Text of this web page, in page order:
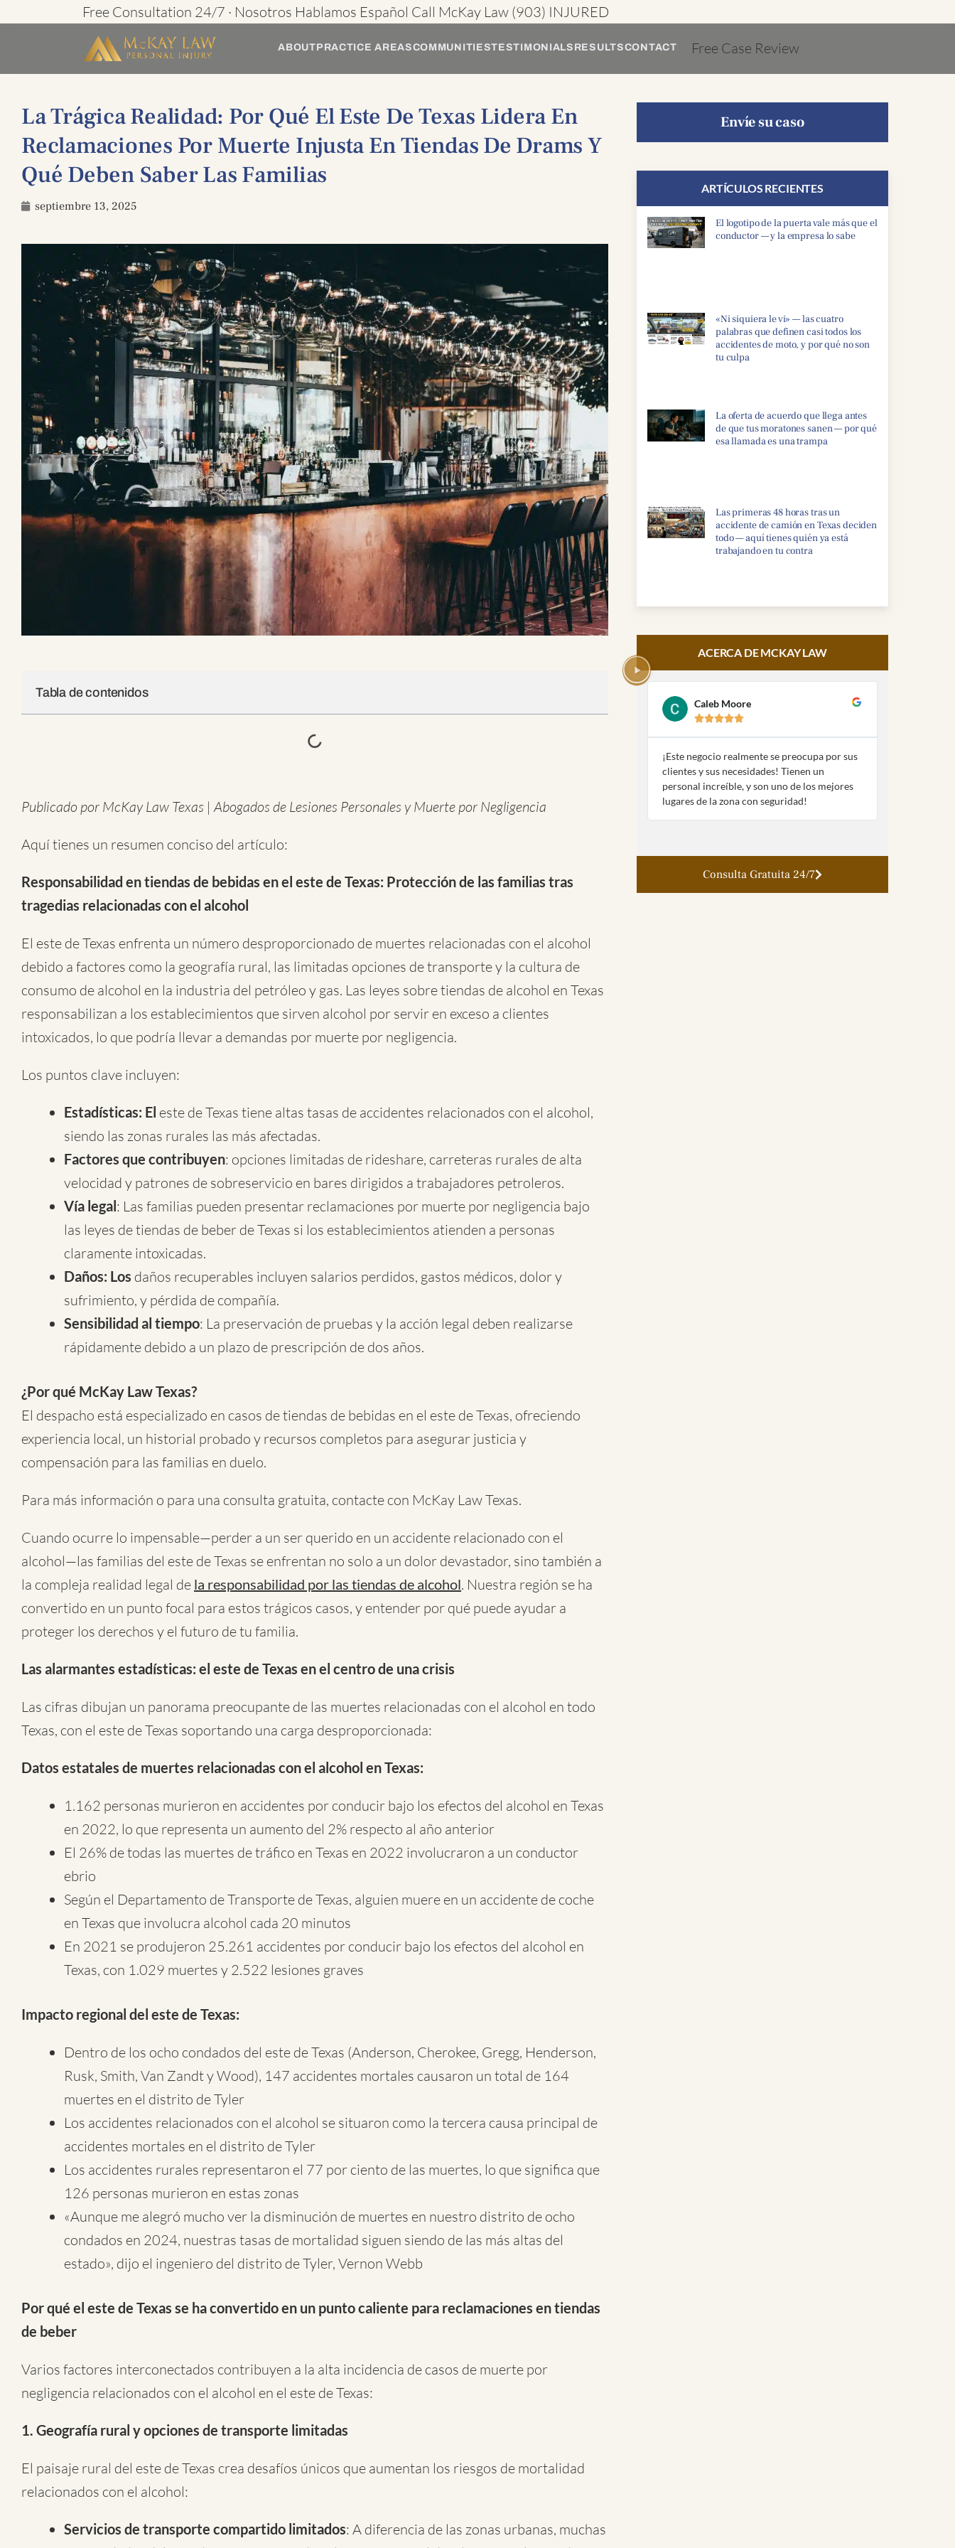
Free Consultation 24/7 · Nosotros Hablamos Español Call McKay Law (903) INJURED
ABOUTPRACTICE AREASCOMMUNITIESTESTIMONIALS RESULTSCONTACT Free Case Review
La Trágica Realidad: Por Qué El Este De Texas Lidera En
Reclamaciones Por Muerte Injusta En Tiendas De Drams Y
Qué Deben Saber Las Familias
septiembre 13, 2025
Tabla de contenidos
Publicado por McKay Law Texas | Abogados de Lesiones Personales y Muerte por Negligencia
Aquí tienes un resumen conciso del artículo:
Responsabilidad en tiendas de bebidas en el este de Texas: Protección de las familias tras
tragedias relacionadas con el alcohol
El este de Texas enfrenta un número desproporcionado de muertes relacionadas con el alcohol
debido a factores como la geografía rural, las limitadas opciones de transporte y la cultura de
consumo de alcohol en la industria del petróleo y gas. Las leyes sobre tiendas de alcohol en Texas
responsabilizan a los establecimientos que sirven alcohol por servir en exceso a clientes
intoxicados, lo que podría llevar a demandas por muerte por negligencia.
Los puntos clave incluyen:
Estadísticas: El este de Texas tiene altas tasas de accidentes relacionados con el alcohol,
siendo las zonas rurales las más afectadas.
Factores que contribuyen: opciones limitadas de rideshare, carreteras rurales de alta
velocidad y patrones de sobreservicio en bares dirigidos a trabajadores petroleros.
Vía legal: Las familias pueden presentar reclamaciones por muerte por negligencia bajo
las leyes de tiendas de beber de Texas si los establecimientos atienden a personas
claramente intoxicadas.
Daños: Los daños recuperables incluyen salarios perdidos, gastos médicos, dolor y
sufrimiento, y pérdida de compañía.
Sensibilidad al tiempo: La preservación de pruebas y la acción legal deben realizarse
rápidamente debido a un plazo de prescripción de dos años.
¿Por qué McKay Law Texas?
El despacho está especializado en casos de tiendas de bebidas en el este de Texas, ofreciendo
experiencia local, un historial probado y recursos completos para asegurar justicia y
compensación para las familias en duelo.
Para más información o para una consulta gratuita, contacte con McKay Law Texas.
Cuando ocurre lo impensable—perder a un ser querido en un accidente relacionado con el
alcohol—las familias del este de Texas se enfrentan no solo a un dolor devastador, sino también a
la compleja realidad legal de la responsabilidad por las tiendas de alcohol. Nuestra región se ha
convertido en un punto focal para estos trágicos casos, y entender por qué puede ayudar a
proteger los derechos y el futuro de tu familia.
Las alarmantes estadísticas: el este de Texas en el centro de una crisis
Las cifras dibujan un panorama preocupante de las muertes relacionadas con el alcohol en todo
Texas, con el este de Texas soportando una carga desproporcionada:
Datos estatales de muertes relacionadas con el alcohol en Texas:
1.162 personas murieron en accidentes por conducir bajo los efectos del alcohol en Texas
en 2022, lo que representa un aumento del 2% respecto al año anterior
El 26% de todas las muertes de tráfico en Texas en 2022 involucraron a un conductor
ebrio
Según el Departamento de Transporte de Texas, alguien muere en un accidente de coche
en Texas que involucra alcohol cada 20 minutos
En 2021 se produjeron 25.261 accidentes por conducir bajo los efectos del alcohol en
Texas, con 1.029 muertes y 2.522 lesiones graves
Impacto regional del este de Texas:
Dentro de los ocho condados del este de Texas (Anderson, Cherokee, Gregg, Henderson,
Rusk, Smith, Van Zandt y Wood), 147 accidentes mortales causaron un total de 164
muertes en el distrito de Tyler
Los accidentes relacionados con el alcohol se situaron como la tercera causa principal de
accidentes mortales en el distrito de Tyler
Los accidentes rurales representaron el 77 por ciento de las muertes, lo que significa que
126 personas murieron en estas zonas
«Aunque me alegró mucho ver la disminución de muertes en nuestro distrito de ocho
condados en 2024, nuestras tasas de mortalidad siguen siendo de las más altas del
estado», dijo el ingeniero del distrito de Tyler, Vernon Webb
Por qué el este de Texas se ha convertido en un punto caliente para reclamaciones en tiendas
de beber
Varios factores interconectados contribuyen a la alta incidencia de casos de muerte por
negligencia relacionados con el alcohol en el este de Texas:
1. Geografía rural y opciones de transporte limitadas
El paisaje rural del este de Texas crea desafíos únicos que aumentan los riesgos de mortalidad
relacionados con el alcohol:
Servicios de transporte compartido limitados: A diferencia de las zonas urbanas, muchas
Envíe su caso
ARTÍCULOS RECIENTES
El logotipo de la puerta vale más que el
conductor — y la empresa lo sabe
«Ni siquiera le vi» — las cuatro
palabras que definen casi todos los
accidentes de moto, y por qué no son
tu culpa
La oferta de acuerdo que llega antes
de que tus moratones sanen — por qué
esa llamada es una trampa
Las primeras 48 horas tras un
accidente de camión en Texas deciden
todo — aquí tienes quién ya está
trabajando en tu contra
ACERCA DE MCKAY LAW
Caleb Moore

¡Este negocio realmente se preocupa por sus
clientes y sus necesidades! Tienen un
personal increíble, y son uno de los mejores
lugares de la zona con seguridad!
Consulta Gratuita 24/7